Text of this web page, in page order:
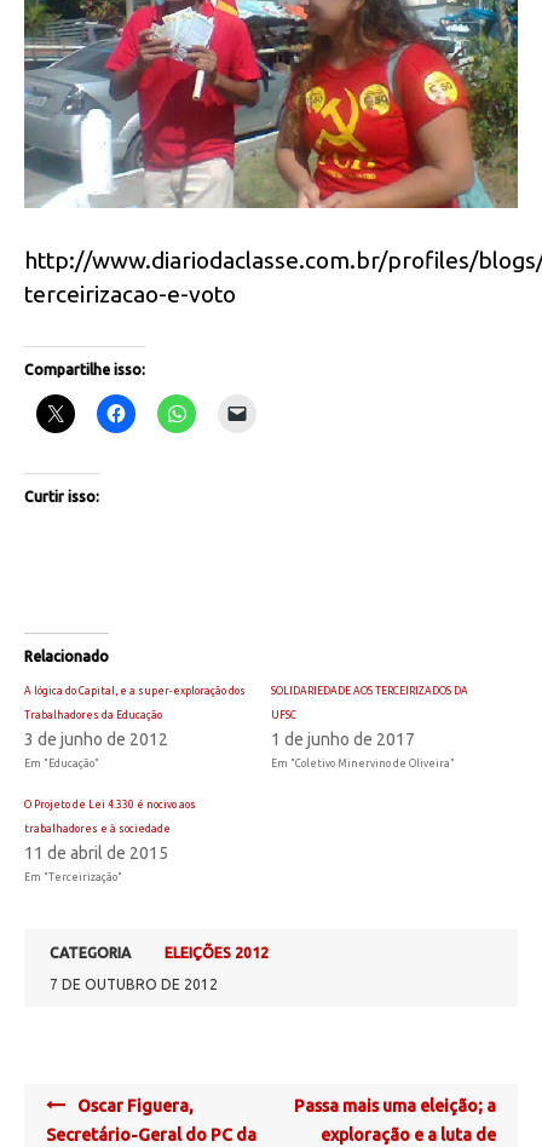
http://www.diariodaclasse.com.br/profiles/
terceirizacao-e-voto
Compartilhe isso:
Curtir isso:
Relacionado
A lógica do Capital, e a super-exploração dos
Trabalhadores da Educação
3 de junho de 2012
Em "Educação"
SOLIDARIEDADE AOS TERCEIRIZADOS DA
UFSC
1 de junho de 2017
Em "Coletivo Minervino de Oliveira"
O Projeto de Lei 4.330 é nocivo aos
trabalhadores e à sociedade
11 de abril de 2015
Em "Terceirização"
CATEGORIA
ELEIÇÕES 2012
7 DE OUTUBRO DE 2012
Post
navigation
Oscar Figuera,
Secretário-Geral do PC da
Passa mais uma eleição; a
exploração e a luta de